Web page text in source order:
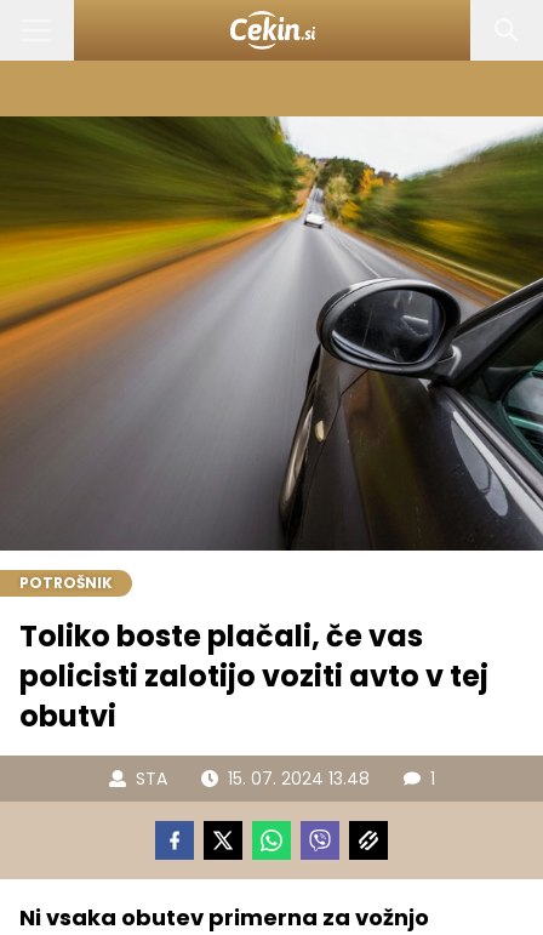
POTROŠNIK
Toliko boste plačali, če vas
policisti zalotijo voziti avto v tej
obutvi
STA 15. 07. 2024 13.48 1
Ni vsaka obutev primerna za vožnjo